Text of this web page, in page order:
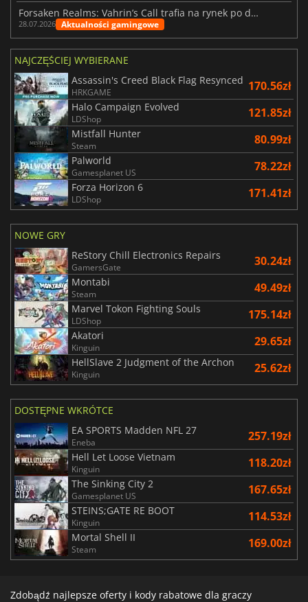
Forsaken Realms: Vahrin’s Call trafia na rynek po dziesięciu latach prac
28.07.2026 Aktualności gamingowe
NAJCZĘŚCIEJ WYBIERANE
Assassin's Creed Black Flag Resynced
HRKGAME 170.56zł
Halo Campaign Evolved
LDShop 121.85zł
Mistfall Hunter
Steam 80.99zł
Palworld
Gamesplanet US 78.22zł
Forza Horizon 6
LDShop 171.41zł
NOWE GRY
ReStory Chill Electronics Repairs
GamersGate 30.24zł
Montabi
Steam 49.49zł
Marvel Tokon Fighting Souls
LDShop 175.14zł
Akatori
Kinguin 29.65zł
HellSlave 2 Judgment of the Archon
Kinguin 25.62zł
DOSTĘPNE WKRÓTCE
EA SPORTS Madden NFL 27
Eneba 257.19zł
Hell Let Loose Vietnam
Kinguin 118.20zł
The Sinking City 2
Gamesplanet US 167.65zł
STEINS;GATE RE BOOT
Kinguin 114.53zł
Mortal Shell II
Steam 169.00zł
Zdobądź najlepsze oferty i kody rabatowe dla graczy